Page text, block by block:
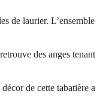
de laurier. L’ensemble
des anges tenant
de cette tabatière a